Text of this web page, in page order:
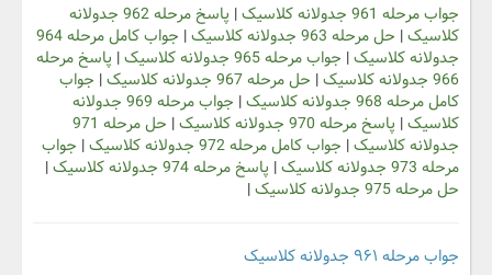
جواب مرحله 961 جدولانه کلاسیک
|
پاسخ مرحله 962 جدولانه
کلاسیک| حل مرحله 963 جدولانه کلاسیک |
جواب کامل مرحله 964
جدولانه کلاسیک| جواب مرحله 965 جدولانه کلاسیک | پاسخ مرحله
966 جدولانه کلاسیک
| حل مرحله 967 جدولانه کلاسیک | جواب
کامل مرحله 968 جدولانه کلاسیک
|
جواب مرحله 969 جدولانه
کلاسیک| پاسخ مرحله 970 جدولانه کلاسیک |
حل مرحله 971
جدولانه کلاسیک| جواب کامل مرحله 972 جدولانه کلاسیک | جواب
مرحله 973 جدولانه کلاسیک
| پاسخ مرحله 974 جدولانه کلاسیک
|
حل مرحله 975 جدولانه کلاسیک
|
جواب مرحله ۹۶۱ جدولانه کلاسیک